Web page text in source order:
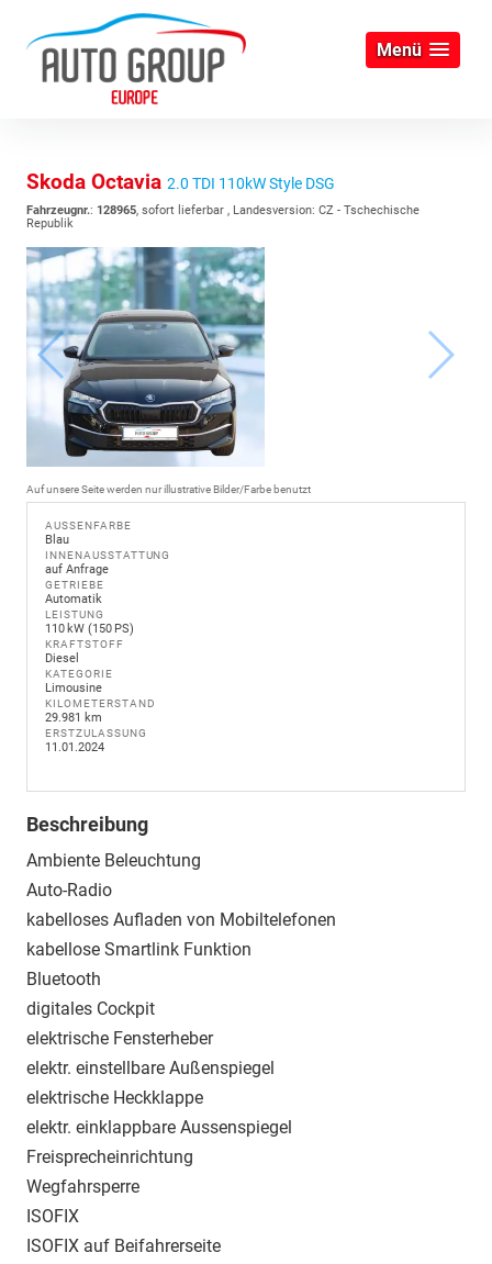
Menü
Skoda Octavia 2.0 TDI 110kW Style DSG
Fahrzeugnr.: 128965, sofort lieferbar , Landesversion: CZ - Tschechische
Republik
Auf unsere Seite werden nur illustrative Bilder/Farbe benutzt
AUSSENFARBE
Blau
INNENAUSSTATTUNG
auf Anfrage
GETRIEBE
Automatik
LEISTUNG
110 kW (150 PS)
KRAFTSTOFF
Diesel
KATEGORIE
Limousine
KILOMETERSTAND
29.981 km
ERSTZULASSUNG
11.01.2024
Beschreibung
Ambiente Beleuchtung
Auto-Radio
kabelloses Aufladen von Mobiltelefonen
kabellose Smartlink Funktion
Bluetooth
digitales Cockpit
elektrische Fensterheber
elektr. einstellbare Außenspiegel
elektrische Heckklappe
elektr. einklappbare Aussenspiegel
Freisprecheinrichtung
Wegfahrsperre
ISOFIX
ISOFIX auf Beifahrerseite